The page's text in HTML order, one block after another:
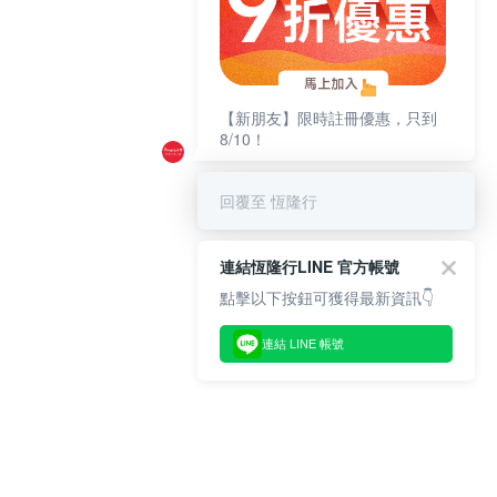
【新朋友】限時註冊優惠，只到
8/10！
回覆至 恆隆行
連結恆隆行LINE 官方帳號
點擊以下按鈕可獲得最新資訊👇
連結 LINE 帳號